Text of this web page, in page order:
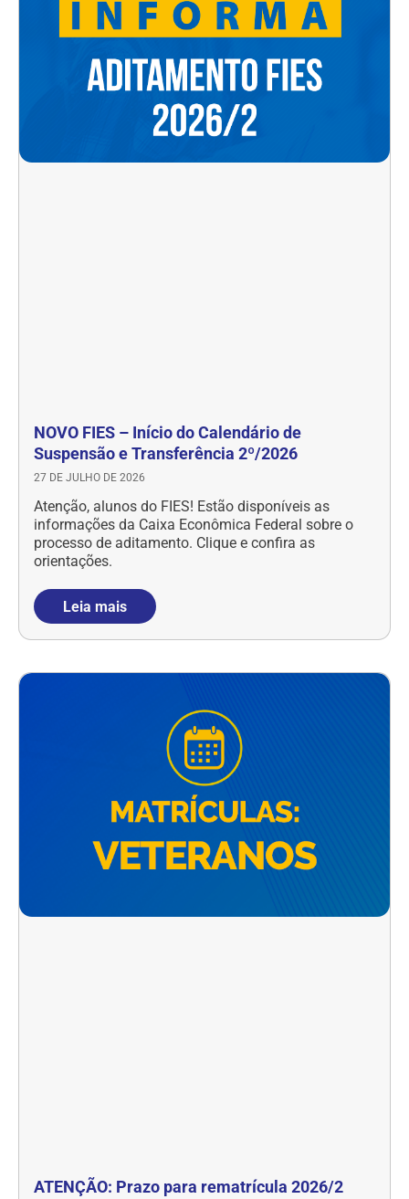
NOVO FIES – Início do Calendário de
Suspensão e Transferência 2º/2026
27 DE JULHO DE 2026
Atenção, alunos do FIES! Estão disponíveis as
informações da Caixa Econômica Federal sobre o
processo de aditamento. Clique e confira as
orientações.
Leia mais
ATENÇÃO: Prazo para rematrícula 2026/2